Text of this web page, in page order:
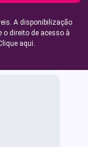
A disponibilização
o direito de acesso à
aqui.